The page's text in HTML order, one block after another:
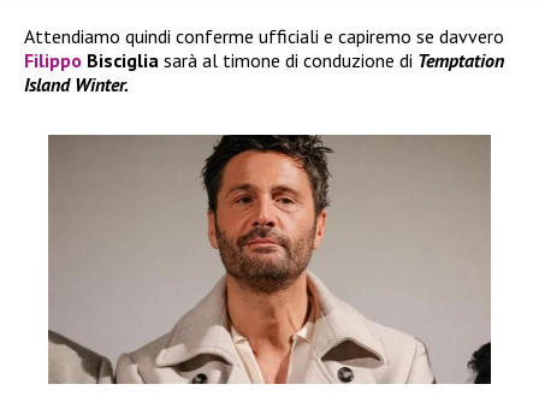
Attendiamo quindi conferme ufficiali e capiremo se davvero
Filippo Bisciglia sarà al timone di conduzione di Temptation
Island Winter.